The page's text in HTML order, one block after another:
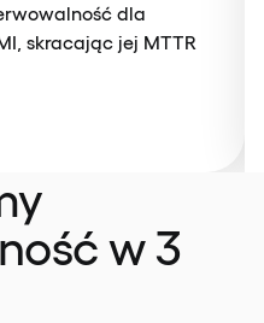
dla
skracając jej MTTR
w 3